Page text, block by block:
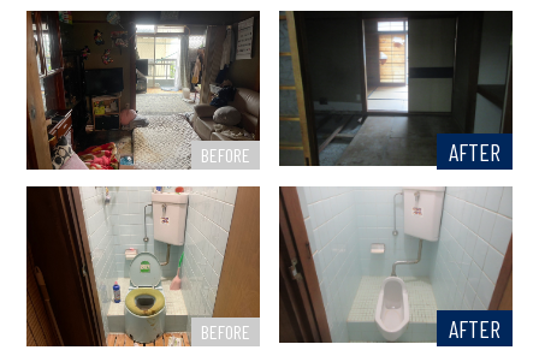
BEFORE AFTER
BEFORE AFTER